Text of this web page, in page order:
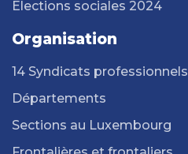
Elections sociales 2024
Organisation
14 Syndicats professionnels
Départements
Sections au Luxembourg